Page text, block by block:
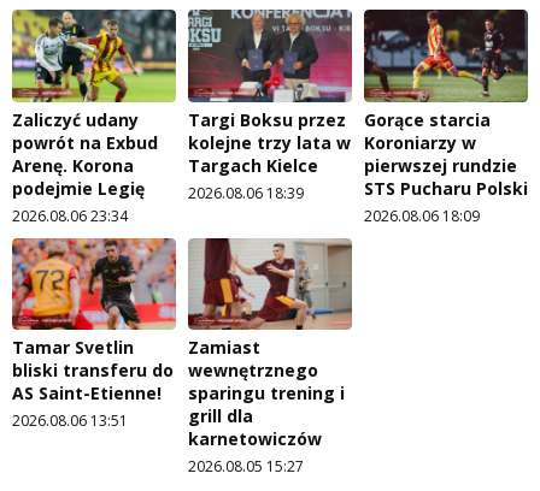
Zaliczyć udany
powrót na Exbud
Arenę. Korona
podejmie Legię
2026.08.06 23:34
Targi Boksu przez
kolejne trzy lata w
Targach Kielce
2026.08.06 18:39
Gorące starcia
Koroniarzy w
pierwszej rundzie
STS Pucharu Polski
2026.08.06 18:09
Tamar Svetlin
bliski transferu do
AS Saint-Etienne!
2026.08.06 13:51
Zamiast
wewnętrznego
sparingu trening i
grill dla
karnetowiczów
2026.08.05 15:27